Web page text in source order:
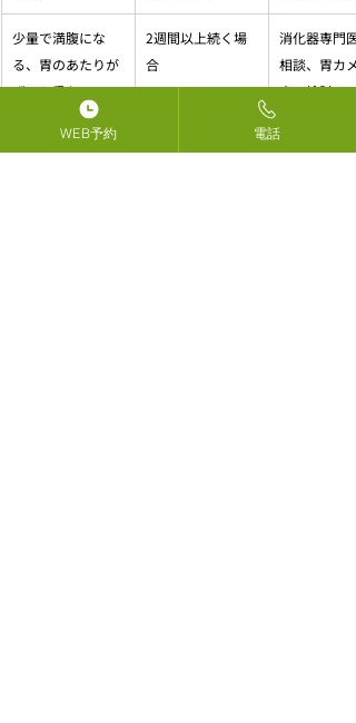
少量で満腹にな
る、胃のあたりが
ずっと重たい
2週間以上続く場
合
消化器専門医
相談、胃カメ
査の検討
食後に気持ち悪く
WEB予約 電話